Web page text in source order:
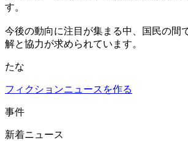
す。
今後の動向に注目が集まる中、国民の間
解と協力が求められています。
たな
フィクションニュースを作る
事件
新着ニュース